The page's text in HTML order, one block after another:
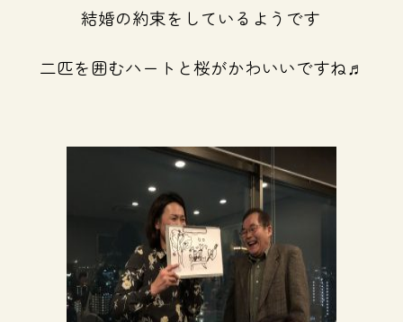
結婚の約束をしているようです
二匹を囲むハートと桜がかわいいですね♬